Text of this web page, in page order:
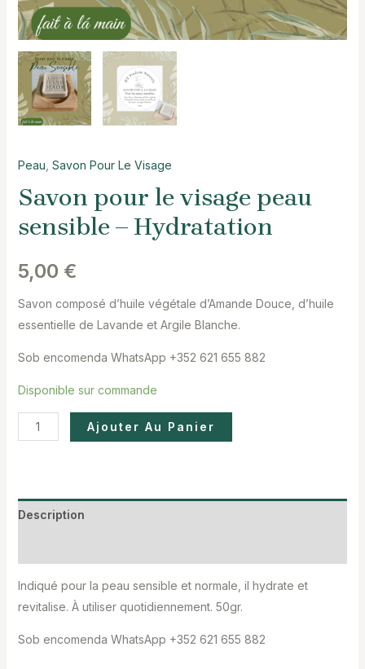
Peau Savon Pour Le Visage
Savon pour le visage peau
sensible – Hydratation
5,00 €
Savon composé d’huile végétale d’Amande Douce, d’huile
essentielle de Lavande et Argile Blanche.
Sob encomenda WhatsApp +352 621 655 882
Disponible sur commande
Ajouter Au Panier
Description
Indiqué pour la peau sensible et normale, il hydrate et
revitalise. À utiliser quotidiennement. 50gr.
Sob encomenda WhatsApp +352 621 655 882